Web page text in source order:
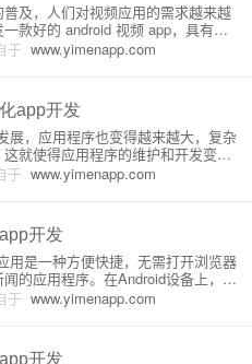
于 www.yimenapp.com
及，人们对视频应用的需求越来越
款好的 android 视频 app，具有巨
场竞争力。本文将从原理或详细介
android 视频 app 的开发流程和注意
app开发
于 www.yimenapp.com
展，应用程序也变得越来越大，复杂
就使得应用程序的维护和开发变得
决这个问题，一种新的开发方式被
块化。模块化是指将一个应用程序划
和数
开发
于 www.yimenapp.com
用是一种方便快捷，无需打开浏览器
的应用程序。在Android设备上，人
型的新闻应用程序，以获得各种类
本文将讲解新闻应用程序的开发原理
开发